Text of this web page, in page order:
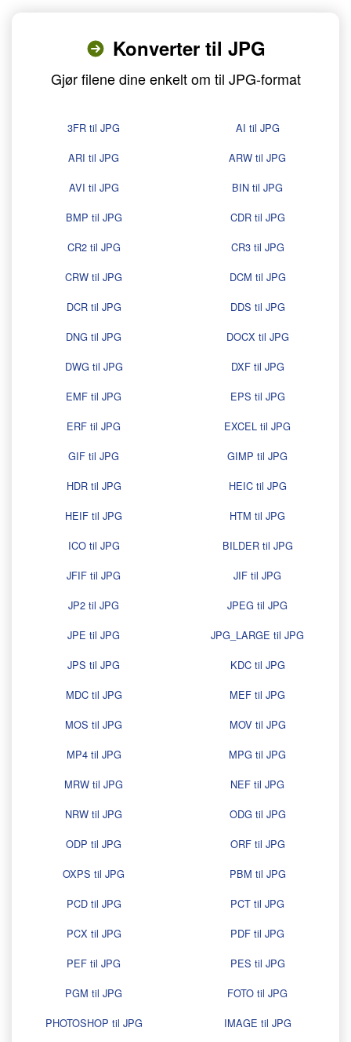
Konverter til JPG
Gjør filene dine enkelt om til JPG-format
3FR til JPG
AI til JPG
ARI til JPG
ARW til JPG
AVI til JPG
BIN til JPG
BMP til JPG
CDR til JPG
CR2 til JPG
CR3 til JPG
CRW til JPG
DCM til JPG
DCR til JPG
DDS til JPG
DNG til JPG
DOCX til JPG
DWG til JPG
DXF til JPG
EMF til JPG
EPS til JPG
ERF til JPG
EXCEL til JPG
GIF til JPG
GIMP til JPG
HDR til JPG
HEIC til JPG
HEIF til JPG
HTM til JPG
ICO til JPG
BILDER til JPG
JFIF til JPG
JIF til JPG
JP2 til JPG
JPEG til JPG
JPE til JPG
JPG_LARGE til JPG
JPS til JPG
KDC til JPG
MDC til JPG
MEF til JPG
MOS til JPG
MOV til JPG
MP4 til JPG
MPG til JPG
MRW til JPG
NEF til JPG
NRW til JPG
ODG til JPG
ODP til JPG
ORF til JPG
OXPS til JPG
PBM til JPG
PCD til JPG
PCT til JPG
PCX til JPG
PDF til JPG
PEF til JPG
PES til JPG
PGM til JPG
FOTO til JPG
PHOTOSHOP til JPG
IMAGE til JPG